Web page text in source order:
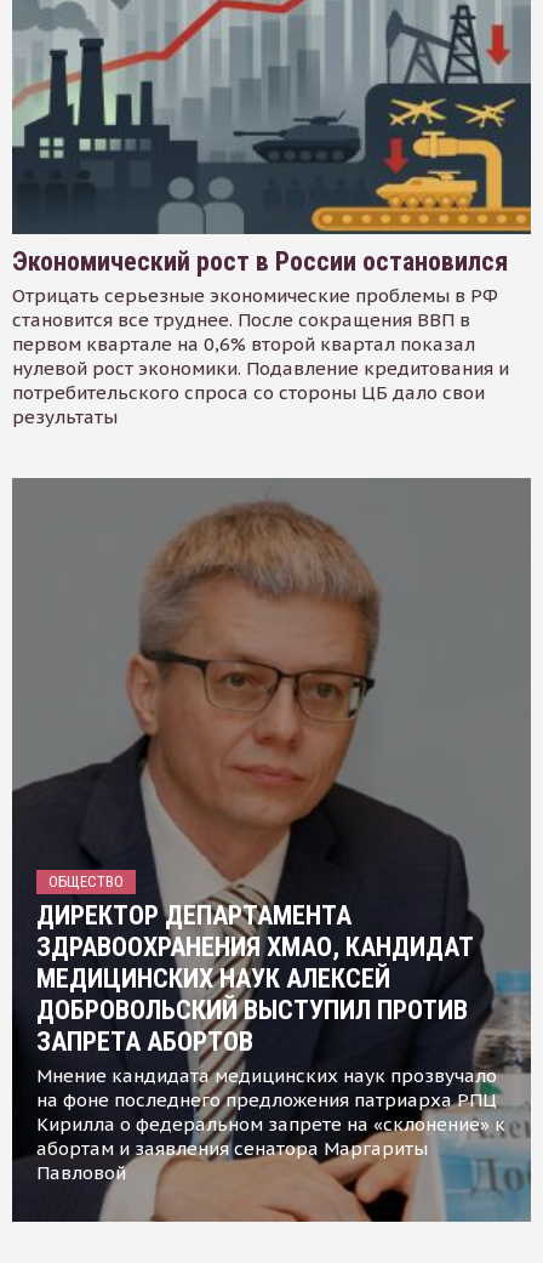
Экономический рост в России остановился
Отрицать серьезные экономические проблемы в РФ
становится все труднее. После сокращения ВВП в
первом квартале на 0,6% второй квартал показал
нулевой рост экономики. Подавление кредитования и
потребительского спроса со стороны ЦБ дало свои
результаты
ОБЩЕСТВО
ДИРЕКТОР ДЕПАРТАМЕНТА
ЗДРАВООХРАНЕНИЯ ХМАО, КАНДИДАТ
МЕДИЦИНСКИХ НАУК АЛЕКСЕЙ
ДОБРОВОЛЬСКИЙ ВЫСТУПИЛ ПРОТИВ
ЗАПРЕТА АБОРТОВ
Мнение кандидата медицинских наук прозвучало
на фоне последнего предложения патриарха РПЦ
Кирилла о федеральном запрете на «склонение» к
абортам и заявления сенатора Маргариты
Павловой